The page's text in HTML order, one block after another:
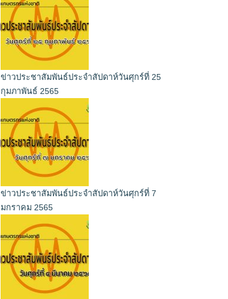
ข่าวประชาสัมพันธ์ประจำสัปดาห์วันศุกร์ที่ 25
กุมภาพันธ์ 2565
ข่าวประชาสัมพันธ์ประจำสัปดาห์วันศุกร์ที่ 7
มกราคม 2565